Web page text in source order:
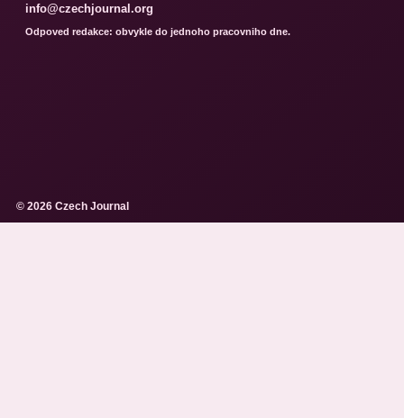
info@czechjournal.org
Odpoved redakce: obvykle do jednoho pracovniho dne.
© 2026 Czech Journal